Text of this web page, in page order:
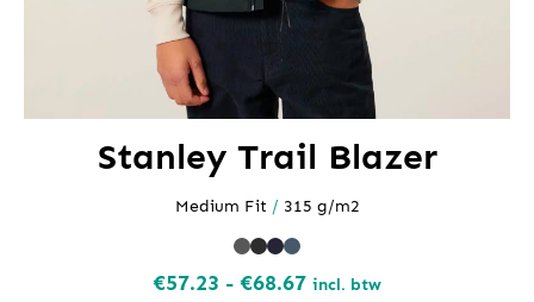
Stanley Trail Blazer
Medium Fit / 315 g/m2
€57.23 - €68.67Prijsklasse:
incl. btw